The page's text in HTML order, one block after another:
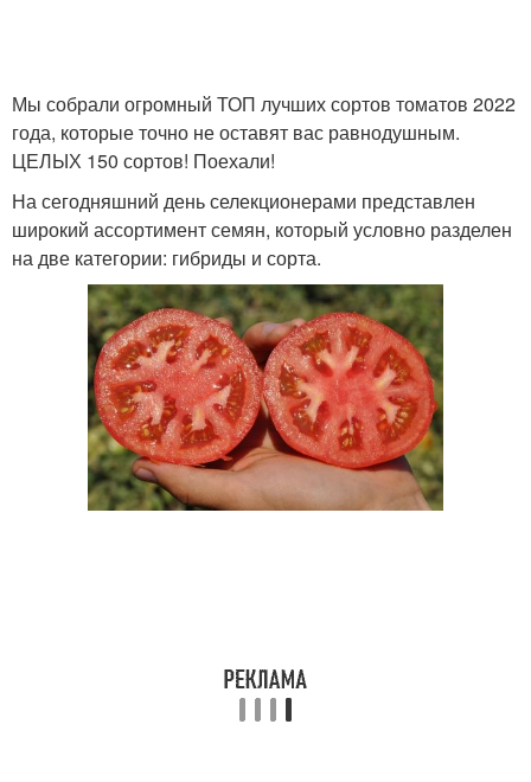
Сорта для теплицы Помидоры для теплицы
Томаты в теплице Томаты к фитофторе
Болезни для теплиц Сортовые томаты
Мы собрали огромный ТОП лучших сортов томатов 2022
года, которые точно не оставят вас равнодушным.
ЦЕЛЫХ 150 сортов! Поехали!
На сегодняшний день селекционерами представлен
широкий ассортимент семян, который условно разделен
на две категории: гибриды и сорта.